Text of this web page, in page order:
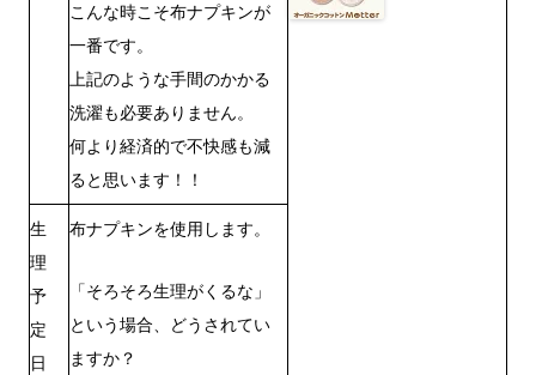
こんな時こそ布ナプキンが
一番です。
上記のような手間のかかる
洗濯も必要ありません。
何より経済的で不快感も減
ると思います！！
生
理
予
定
日
布ナプキンを使用します。
「そろそろ生理がくるな」
という場合、どうされてい
ますか？